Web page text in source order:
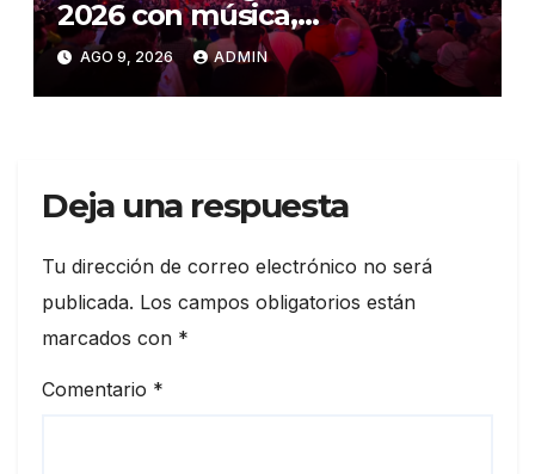
2026 con música,
reconocimientos y alegría
AGO 9, 2026 ADMIN
Deja una respuesta
Tu dirección de correo electrónico no será
publicada. Los campos obligatorios están
marcados con *
Comentario *